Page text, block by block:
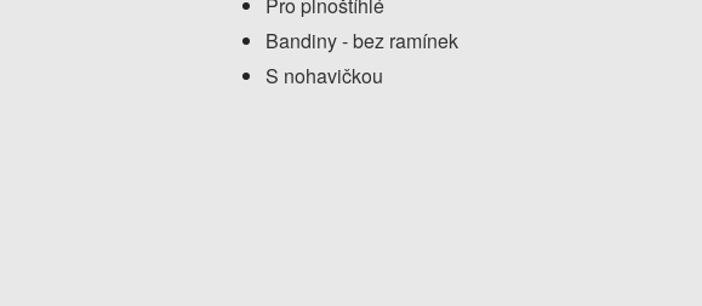
Bandiny - bez ramínek
S nohavičkou